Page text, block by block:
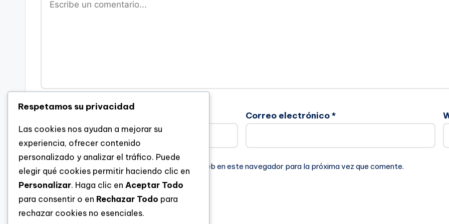
Correo electrónico*
Guarda mi nombre, correo electrónico y web en este navegador para la próxima vez que comente.
Respetamos su privacidad
Las cookies nos ayudan a mejorar su
experiencia, ofrecer contenido
personalizado y analizar el tráfico. Puede
elegir qué cookies permitir haciendo clic en
Personalizar. Haga clic en Aceptar Todo
para consentir o en Rechazar Todo para
rechazar cookies no esenciales.